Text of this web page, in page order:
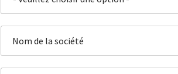
Nom de la société